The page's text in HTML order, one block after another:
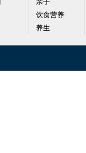
亲子
饮食营养
养生